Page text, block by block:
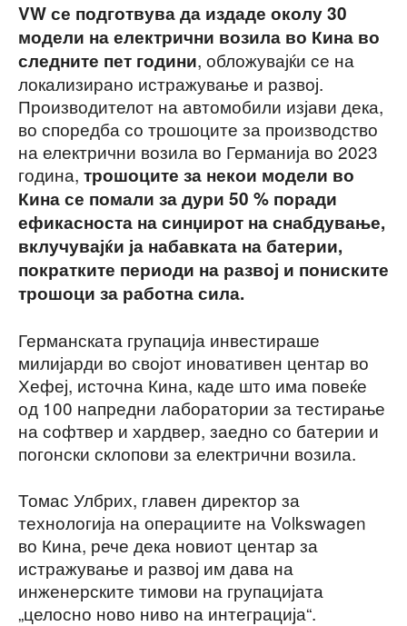
VW се подготвува да издаде околу 30
модели на електрични возила во Кина во
следните пет години, обложувајќи се на
локализирано истражување и развој.
Производителот на автомобили изјави дека,
во споредба со трошоците за производство
на електрични возила во Германија во 2023
година, трошоците за некои модели во
Кина се помали за дури 50 % поради
ефикасноста на синџирот на снабдување,
вклучувајќи ја набавката на батерии,
пократките периоди на развој и пониските
трошоци за работна сила.
Германската групација инвестираше
милијарди во својот иновативен центар во
Хефеј, источна Кина, каде што има повеќе
од 100 напредни лаборатории за тестирање
на софтвер и хардвер, заедно со батерии и
погонски склопови за електрични возила.
Томас Улбрих, главен директор за
технологија на операциите на Volkswagen
во Кина, рече дека новиот центар за
истражување и развој им дава на
инженерските тимови на групацијата
„целосно ново ниво на интеграција“.